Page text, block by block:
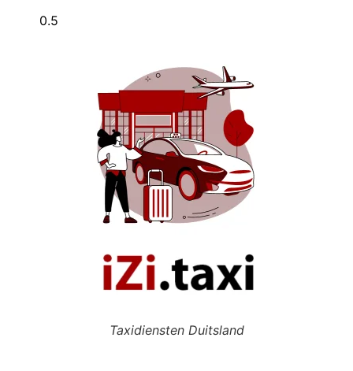
Taxidiensten Duitsland